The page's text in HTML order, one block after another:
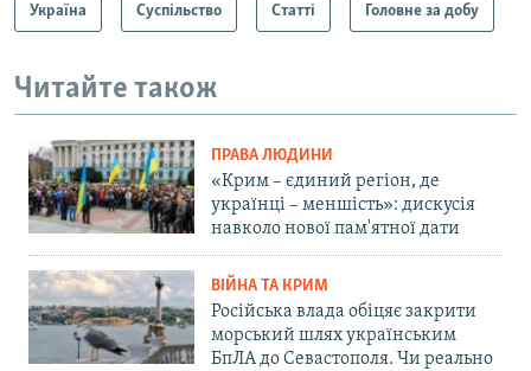
Україна Суспільство Статті Головне за добу
Читайте також
ПРАВА ЛЮДИНИ
«Крим – єдиний регіон, де
українці – меншість»: дискусія
навколо нової пам'ятної дати
ВІЙНА ТА КРИМ
Російська влада обіцяє закрити
морський шлях українським
БпЛА до Севастополя. Чи реально